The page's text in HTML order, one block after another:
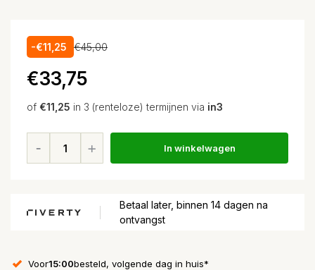
-€11,25 €45,00
€33,75
of €11,25 in 3 (renteloze) termijnen via in3
In winkelwagen
Betaal later, binnen 14 dagen na
ontvangst
Voor15:00besteld, volgende dag in huis*